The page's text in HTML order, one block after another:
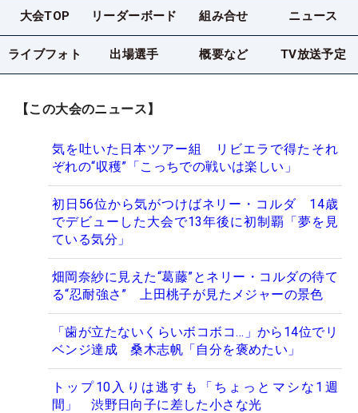
大会TOP リーダーボード 組み合せ ニュース
ライブフォト 出場選手 概要など TV放送予定
【この大会のニュース】
気を吐いた日本ツアー組 リビエラで得たそれ
ぞれの“収穫”「こっちでの戦いは楽しい」
初日56位から気がつけばネリー・コルダ 14歳
でデビューした大会で13年後に初制覇「夢を見
ている気分」
畑岡奈紗に見えた“葛藤”とネリー・コルダの待て
る“忍耐強さ” 上田桃子が見たメジャーの景色
「歯が立たないくらいボコボコ…」から14位でリ
ベンジ達成 桑木志帆「自分を褒めたい」
トップ10入りは逃すも「ちょっとマシな1週
間」 渋野日向子に差した小さな光